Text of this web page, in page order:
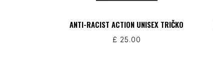
ANTI-RACIST ACTION UNISEX TRIČKO
£ 25.00